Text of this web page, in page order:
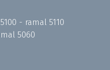
- ramal 5110
5060